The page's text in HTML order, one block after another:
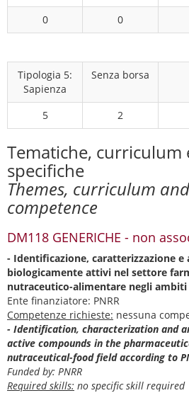
0 0
Tipologia 5:
Sapienza
Senza borsa
5 2
Tematiche, curriculum
specifiche
Themes, curriculum
competence
DM118 GENERICHE - non
- Identificazione, caratterizzazione
biologicamente attivi nel settore
nutraceutico-alimentare negli ambiti
Ente finanziatore: PNRR
Competenze richieste: nessuna
- Identification, characterization and
active compounds in the
nutraceutical-food field according to
Funded by: PNRR
Required skills: no specific skill required